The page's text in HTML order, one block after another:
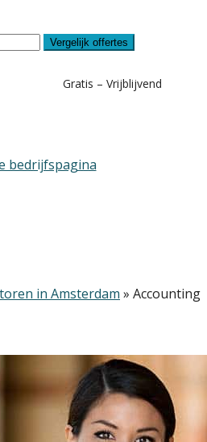
Vergelijk offertes
Gratis – Vrijblijvend
bedrijfspagina
in Amsterdam » Accounting